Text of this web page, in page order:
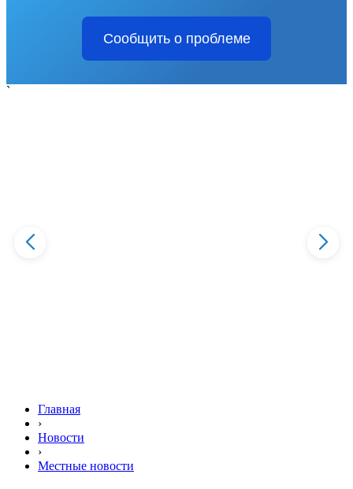
Сообщить о проблеме
`
Главная
›
Новости
›
Местные новости